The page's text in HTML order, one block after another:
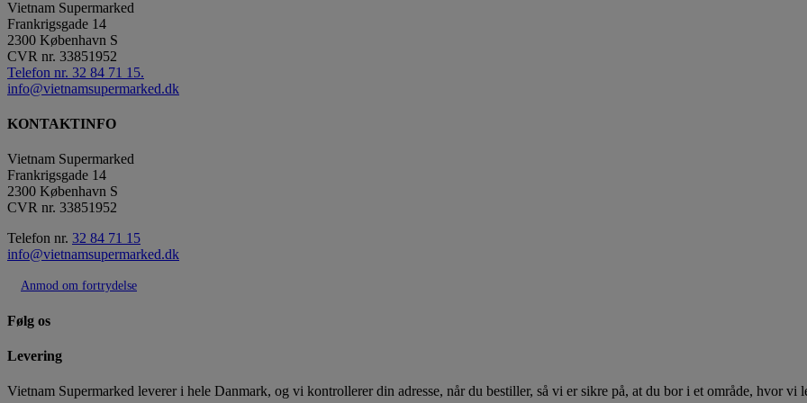
Vietnam Supermarked
Frankrigsgade 14
2300 København S
CVR nr. 33851952
Telefon nr. 32 84 71 15.
info@vietnamsupermarked.dk
KONTAKTINFO
Vietnam Supermarked
Frankrigsgade 14
2300 København S
CVR nr. 33851952
Telefon nr. 32 84 71 15
info@vietnamsupermarked.dk
Anmod om fortrydelse
Følg os
Levering
Vietnam Supermarked leverer i hele Danmark, og vi kontrollerer din adresse, når du bestiller, så vi er sikre på, at du bor i et område, hvor vi